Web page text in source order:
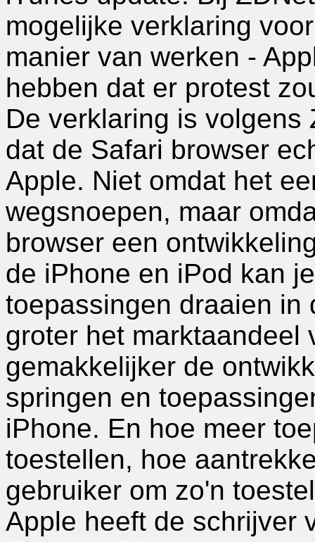
mogelijke verklaring
manier van werken -
hebben dat er protest
De verklaring is
dat de Safari browser
Apple. Niet omdat het
wegsnoepen, maar
browser een
de iPhone en iPod kan
toepassingen draaien in
groter het marktaandeel
gemakkelijker de
springen en
iPhone. En hoe meer
toestellen, hoe
gebruiker om zo'n
Apple heeft de schrijver